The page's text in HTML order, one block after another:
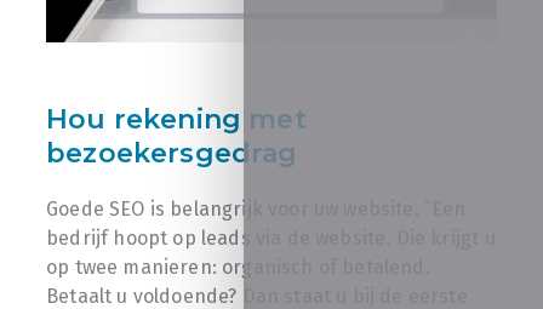
Hou rekening met
bezoekersgedrag
Goede SEO is belangrijk voor uw website. “Een
bedrijf hoopt op leads via de website. Die krijgt u
op twee manieren: organisch of betalend.
Betaalt u voldoende? Dan staat u bij de eerste